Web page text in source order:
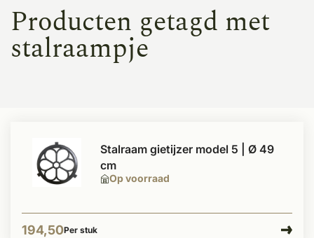
Producten getagd met
stalraampje
Op voorraad
Stalraam gietijzer model 5 | Ø 49
cm
194,50Per stuk